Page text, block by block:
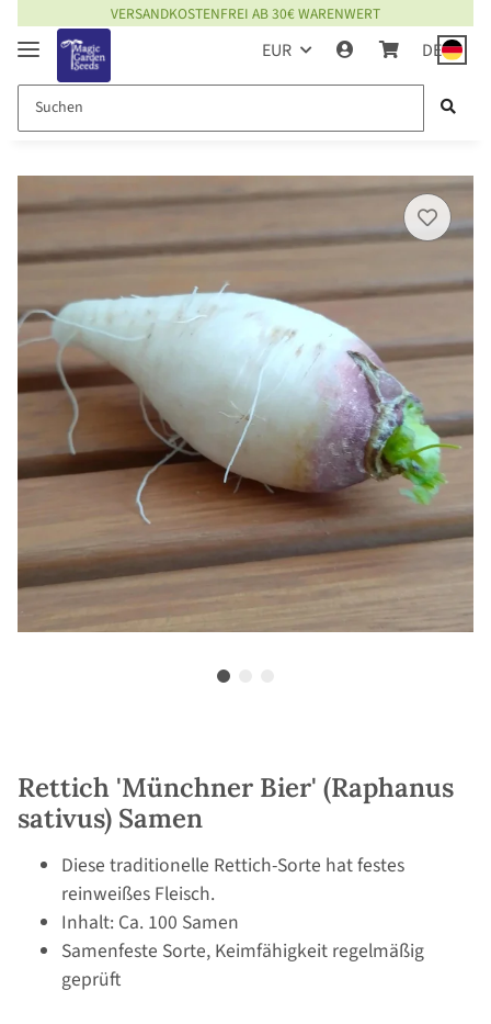
VERSANDKOSTENFREI AB 30€ WARENWERT
EUR DE
Rettich 'Münchner Bier' (Raphanus
sativus) Samen
Diese traditionelle Rettich-Sorte hat festes
reinweißes Fleisch.
Inhalt: Ca. 100 Samen
Samenfeste Sorte, Keimfähigkeit regelmäßig
geprüft